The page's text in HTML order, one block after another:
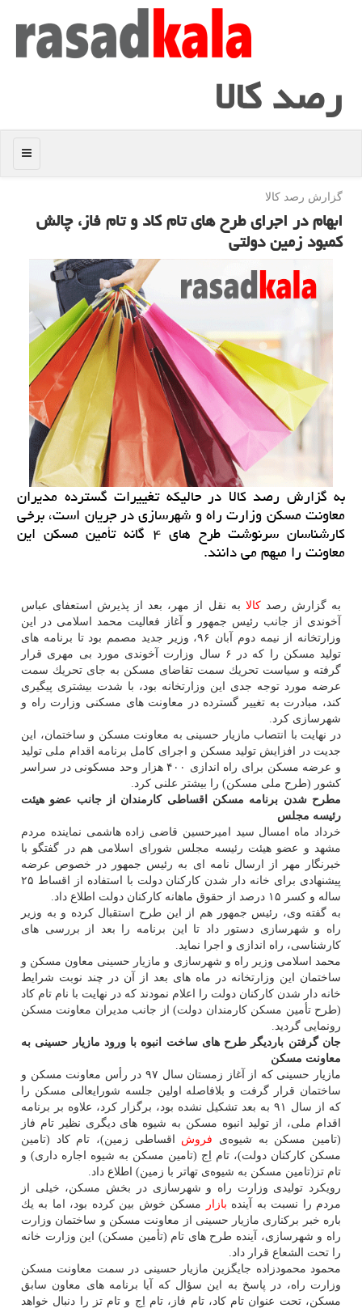
رصد كالا
منو
گزارش رصد كالا
ابهام در اجرای طرح های تام كاد و تام فاز، چالش
كمبود زمین دولتی
به گزارش رصد كالا در حالیكه تغییرات گسترده مدیران
معاونت مسكن وزارت راه و شهرسازی در جریان است، برخی
كارشناسان سرنوشت طرح های ۴ گانه تأمین مسكن این
معاونت را مبهم می دانند.
به گزارش رصدكالا به نقل از مهر، بعد از پذیرش استعفای عباس
آخوندی از جانب رئیس جمهور و آغاز فعالیت محمد اسلامی در این
وزارتخانه از نیمه دوم آبان ۹۶، وزیر جدید مصمم بود تا برنامه های
تولید مسكن را كه در ۶ سال وزارت آخوندی مورد بی مهری قرار
گرفته و سیاست تحریك سمت تقاضای مسكن به جای تحریك سمت
عرضه مورد توجه جدی این وزارتخانه بود، با شدت بیشتری پیگیری
كند، مبادرت به تغییر گسترده در معاونت های مسكنی وزارت راه و
شهرسازی كرد.
در نهایت با انتصاب مازیار حسینی به معاونت مسكن و ساختمان، این
جدیت در افزایش تولید مسكن و اجرای كامل برنامه اقدام ملی تولید
و عرضه مسكن برای راه اندازی ۴۰۰ هزار وحد مسكونی در سراسر
كشور (طرح ملی مسكن) را بیشتر علنی كرد.
مطرح شدن برنامه مسكن اقساطی كارمندان از جانب عضو هیئت
رئیسه مجلس
خرداد ماه امسال سید امیرحسین قاضی زاده هاشمی نماینده مردم
مشهد و عضو هیئت رئیسه مجلس شورای اسلامی هم در گفتگو با
خبرنگار مهر از ارسال نامه ای به رئیس جمهور در خصوص عرضه
پیشنهادی برای خانه دار شدن كاركنان دولت با استفاده از اقساط ۲۵
ساله و كسر ۱۵ درصد از حقوق ماهانه كاركنان دولت اطلاع داد.
به گفته وی، رئیس جمهور هم از این طرح استقبال كرده و به وزیر
راه و شهرسازی دستور داد تا این برنامه را بعد از بررسی های
كارشناسی، راه اندازی و اجرا نماید.
محمد اسلامی وزیر راه و شهرسازی و مازیار حسینی معاون مسكن و
ساختمان این وزارتخانه در ماه های بعد از آن در چند نوبت شرایط
خانه دار شدن كاركنان دولت را اعلام نمودند كه در نهایت با نام تام كاد
(طرح تأمین مسكن كارمندان دولت) از جانب مدیران معاونت مسكن
رونمایی گردید.
جان گرفتن باردیگر طرح های ساخت انبوه با ورود مازیار حسینی به
معاونت مسكن
مازیار حسینی كه از آغاز زمستان سال ۹۷ در رأس معاونت مسكن و
ساختمان قرار گرفت و بلافاصله اولین جلسه شورایعالی مسكن را
كه از سال ۹۱ به بعد تشكیل نشده بود، برگزار كرد، علاوه بر برنامه
اقدام ملی، از تولید انبوه مسكن به شیوه های دیگری نظیر تام فاز
(تامین مسكن به شیوه‌ی فروش اقساطی زمین)، تام كاد (تامین
مسكن كاركنان دولت)، تام اِج (تامین مسكن به شیوه اجاره داری) و
تام تز(تامین مسكن به شیوه‌ی تهاتر با زمین) اطلاع داد.
رویكرد تولیدی وزارت راه و شهرسازی در بخش مسكن، خیلی از
مردم را نسبت به آینده بازار
مسكن خوش بین كرده بود، اما به یك
باره خبر بركناری مازیار حسینی از معاونت مسكن و ساختمان وزارت
راه و شهرسازی، آینده طرح های تام (تأمین مسكن) این وزارت خانه
را تحت الشعاع قرار داد.
محمود محمودزاده جایگزین مازیار حسینی در سمت معاونت مسكن
وزارت راه، در پاسخ به این سؤال كه آیا برنامه های معاون سابق
مسكن، تحت عنوان تام كاد، تام فاز، تام اِج و تام تز را دنبال خواهد